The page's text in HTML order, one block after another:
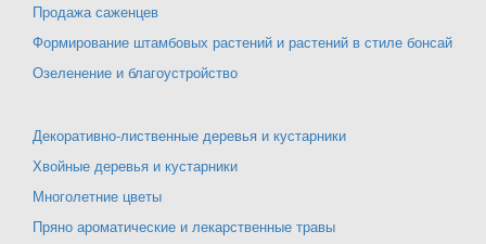
Продажа саженцев
Формирование штамбовых растений и растений в стиле бонсай
Озеленение и благоустройство
Декоративно-лиственные деревья и кустарники
Хвойные деревья и кустарники
Многолетние цветы
Пряно ароматические и лекарственные травы